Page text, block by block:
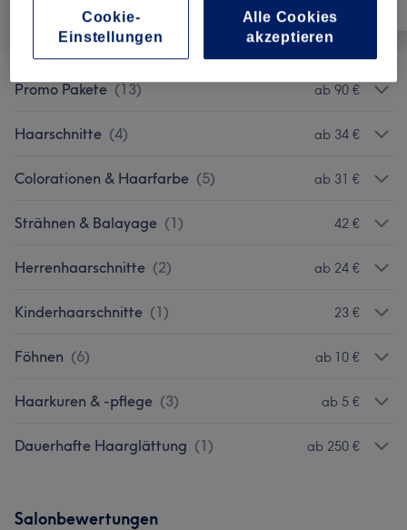
Promo Pakete (13) ab 90 €
Haarschnitte (4) ab 34 €
Colorationen & Haarfarbe (5) ab 31 €
Strähnen & Balayage (1) 42 €
Herrenhaarschnitte (2) ab 24 €
Kinderhaarschnitte (1) 23 €
Föhnen (6) ab 10 €
Haarkuren & -pflege (3) ab 5 €
Dauerhafte Haarglättung (1) ab 250 €
Salonbewertungen
Cookie-
Einstellungen
Alle Cookies
akzeptieren